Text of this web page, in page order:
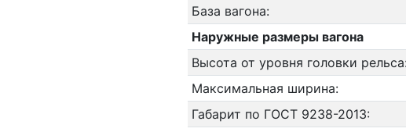
База вагона:
Наружные размеры вагона
Высота от уровня головки
Максимальная ширина:
Габарит по ГОСТ 9238-2013: